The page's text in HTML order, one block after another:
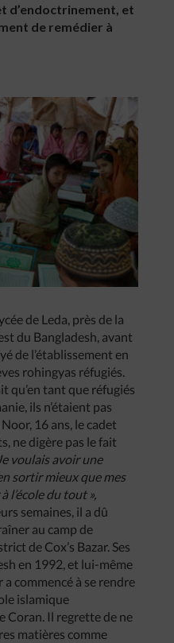
d’endoctrinement, et
de remédier à
de Leda, près de la
du Bangladesh, avant
de l’établissement en
rohingyas réfugiés.
qu’en tant que réfugiés
ils n’étaient pas
16 ans, le cadet
ne digère pas le fait
voulais avoir une
sortir mieux que mes
l’école du tout »,
semaines, il a dû
au camp de
de Cox’s Bazar. Ses
en 1992, et lui-même
commencé à se rendre
islamique
Coran. Il regrette de ne
matières comme